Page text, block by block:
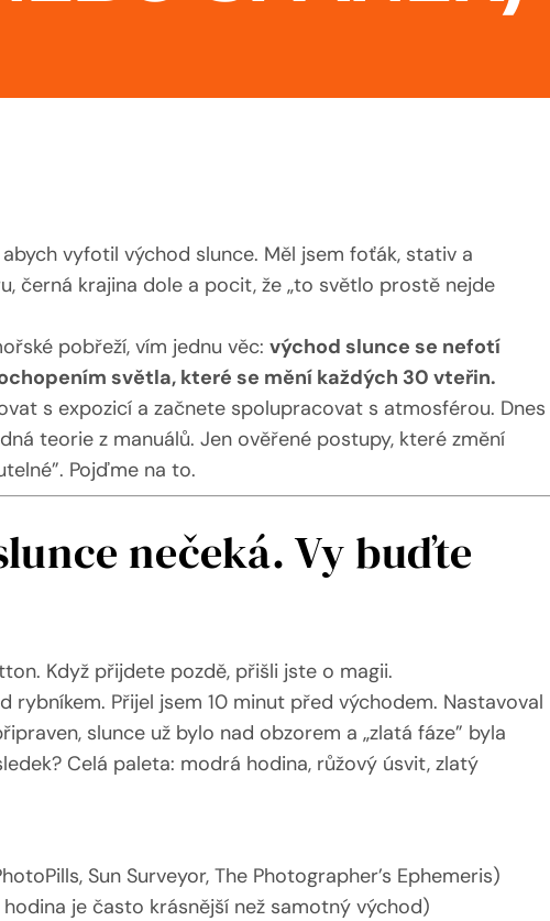
vyfotil východ slunce. Měl jsem foťák, stativ a
černá krajina dole a pocit, že „to světlo prostě nejde
pobřeží, vím jednu věc:východ slunce se nefotí
světla, které se mění každých 30 vteřin.
s expozicí a začnete spolupracovat s atmosférou. Dnes
teorie z manuálů. Jen ověřené postupy, které změní
Pojďme na to.
nečeká. Vy buďte
Když přijdete pozdě, přišli jste o magii.
rybníkem. Přijel jsem 10 minut před východem. Nastavoval
slunce už bylo nad obzorem a „zlatá fáze” byla
Celá paleta: modrá hodina, růžový úsvit, zlatý
Sun Surveyor, The Photographer’s Ephemeris)
je často krásnější než samotný východ)